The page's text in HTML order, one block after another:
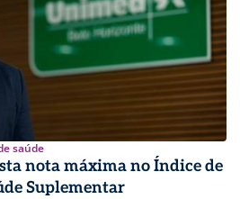
saúde
nota máxima no Índice de
Suplementar